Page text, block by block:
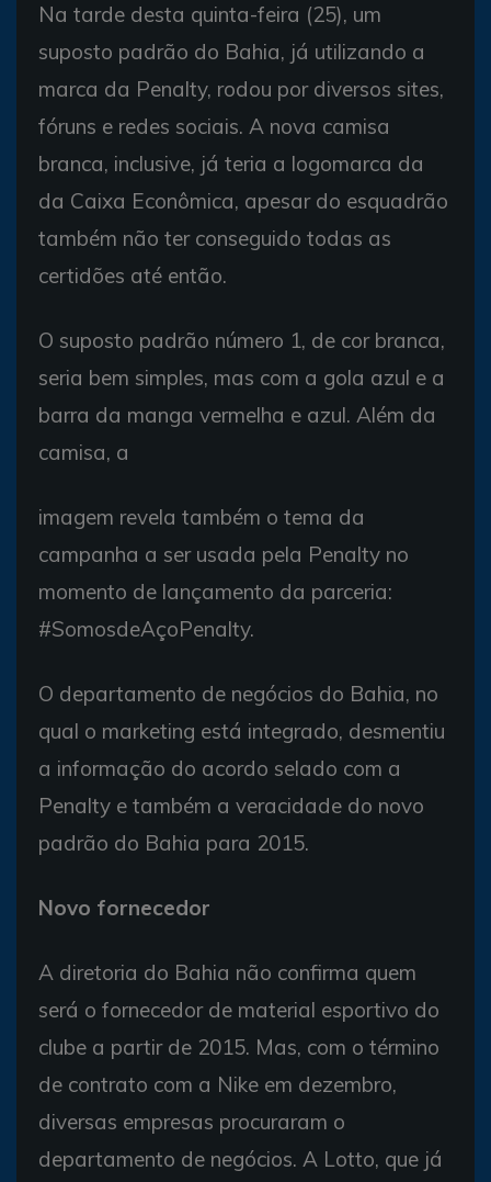
Na tarde desta quinta-feira (25), um
suposto padrão do Bahia, já utilizando a
marca da Penalty, rodou por diversos sites,
fóruns e redes sociais. A nova camisa
branca, inclusive, já teria a logomarca da
da Caixa Econômica, apesar do esquadrão
também não ter conseguido todas as
certidões até então.
O suposto padrão número 1, de cor branca,
seria bem simples, mas com a gola azul e a
barra da manga vermelha e azul. Além da
camisa, a
imagem revela também o tema da
campanha a ser usada pela Penalty no
momento de lançamento da parceria:
#SomosdeAçoPenalty.
O departamento de negócios do Bahia, no
qual o marketing está integrado, desmentiu
a informação do acordo selado com a
Penalty e também a veracidade do novo
padrão do Bahia para 2015.
Novo fornecedor
A diretoria do Bahia não confirma quem
será o fornecedor de material esportivo do
clube a partir de 2015. Mas, com o término
de contrato com a Nike em dezembro,
diversas empresas procuraram o
departamento de negócios. A Lotto, que já